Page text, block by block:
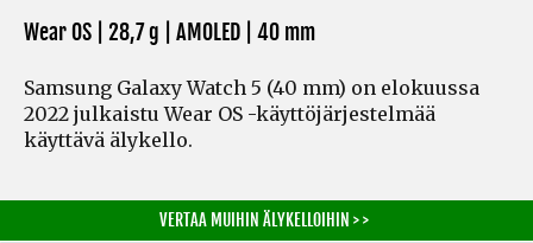
Wear OS | 28,7 g | AMOLED | 40 mm
Samsung Galaxy Watch 5 (40 mm) on elokuussa
2022 julkaistu Wear OS -käyttöjärjestelmää
käyttävä älykello.
VERTAA MUIHIN ÄLYKELLOIHIN > >